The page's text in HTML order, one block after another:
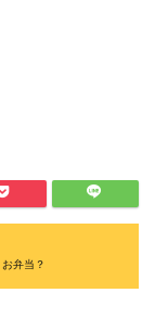
弁当？